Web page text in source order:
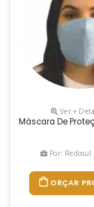
Ver +
Máscara De
Por:
ORÇAR